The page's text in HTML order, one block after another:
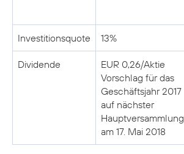
Investitionsquote 13%
Dividende
EUR 0,26/Aktie
Vorschlag für das
Geschäftsjahr 2017
auf nächster
Hauptversammlung
am 17. Mai 2018